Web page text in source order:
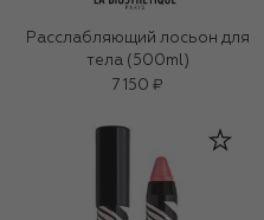
Расслабляющий лосьон для
тела (500ml)
7 150 ₽